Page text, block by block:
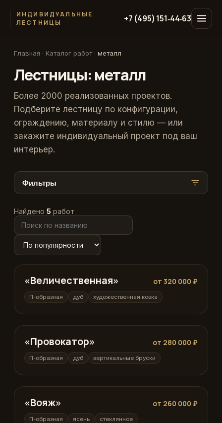
ИНДИВИДУАЛЬНЫЕ
ЛЕСТНИЦЫ
+7 (495) 151‑44‑63
Главная · Каталог работ· металл
Лестницы: металл
Более 2000 реализованных проектов.
Подберите лестницу по конфигурации,
ограждению, материалу и стилю — или
закажите индивидуальный проект под ваш
интерьер.
Фильтры
Найдено 5 работ
П-образная
«Величественная» от 320 000 ₽
П-образная дуб художественная ковка
П-образная
«Провокатор» от 280 000 ₽
П-образная дуб вертикальные бруски
П-образная
«Вояж» от 260 000 ₽
П-образная ясень стеклянное